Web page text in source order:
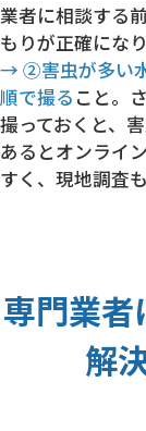
業者に相談する
もりが正確にな
→ ②害虫が多い
順で撮る こと。
撮っておくと、
あるとオンライ
すく、現地調査
専門業者
解